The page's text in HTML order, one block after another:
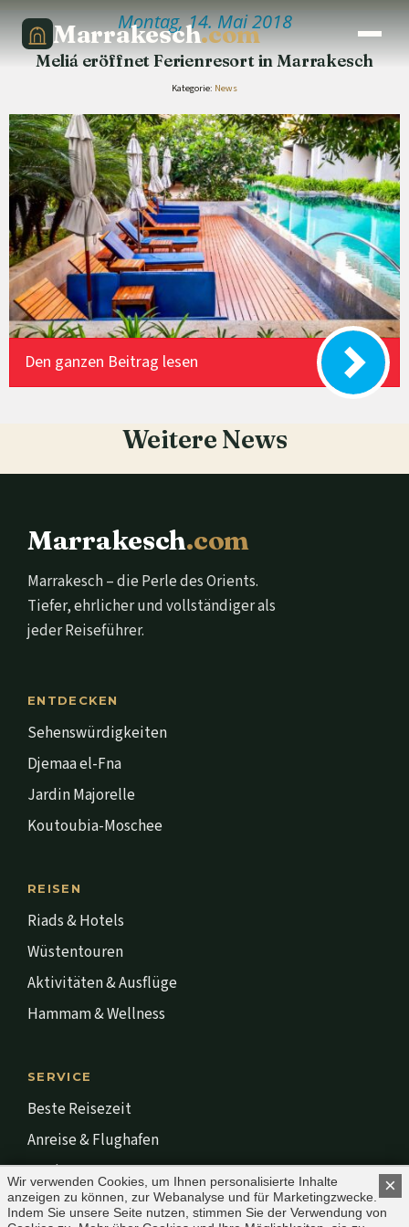
Marrakesch.com
Montag, 14. Mai 2018
Meliá eröffnet Ferienresort in Marrakesch
Kategorie: News
Den ganzen Beitrag lesen
Weitere News
Marrakesch.com
Marrakesch – die Perle des Orients.
Tiefer, ehrlicher und vollständiger als
jeder Reiseführer.
ENTDECKEN
Sehenswürdigkeiten
Djemaa el-Fna
Jardin Majorelle
Koutoubia-Moschee
REISEN
Riads & Hotels
Wüstentouren
Aktivitäten & Ausflüge
Hammam & Wellness
SERVICE
Beste Reisezeit
Anreise & Flughafen
Stadt & Leute
Impressum
×
Wir verwenden Cookies, um Ihnen personalisierte Inhalte
anzeigen zu können, zur Webanalyse und für Marketingzwecke.
Indem Sie unsere Seite nutzen, stimmen Sie der Verwendung von